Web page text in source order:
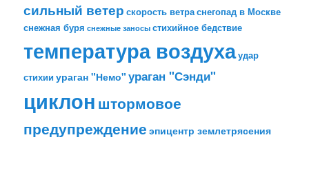
сильный ветер скорость ветраснегопад в Москве
снежная буря снежные заносы стихийное бедствие
температура воздухаудар
стихии ураган "Немо" ураган "Сэнди"
циклон штормовое
предупреждение эпицентр землетрясения